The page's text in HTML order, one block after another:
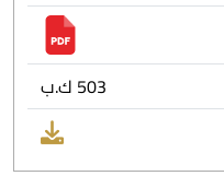
503 ك.ب